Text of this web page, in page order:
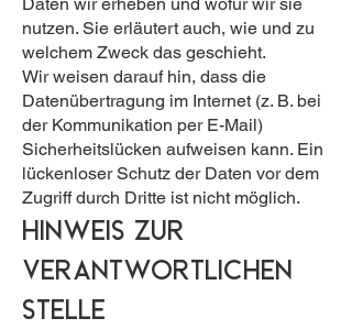
nutzen. Sie erläutert auch, wie und zu
welchem Zweck das geschieht.
Wir weisen darauf hin, dass die
Datenübertragung im Internet (z. B. bei
der Kommunikation per E-Mail)
Sicherheitslücken aufweisen kann. Ein
lückenloser Schutz der Daten vor dem
Zugriff durch Dritte ist nicht möglich.
Hinweis zur
verantwortlichen
Stelle